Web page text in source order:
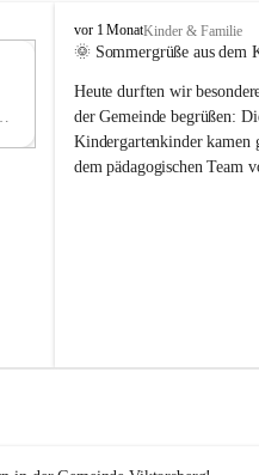
AUT
V
i
t
o
r
s
vor 1 MonatKinder & Familie
🌞 Sommergrüße aus dem
Heute durften wir
der Gemeinde begrüßen:
Kindergartenkinder kamen
dem pädagogischen Team